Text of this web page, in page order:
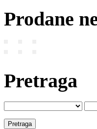
Prodane
Pretraga